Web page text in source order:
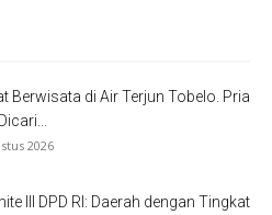
Berwisata di Air Terjun Tobelo. Pria
2026
III DPD RI: Daerah dengan Tingkat